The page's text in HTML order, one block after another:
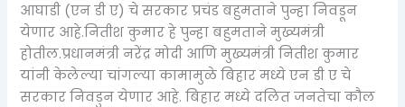
आघाडी (एन डी ए) चे सरकार प्रचंड बहुमताने पुन्हा निवडून
येणार आहे.नितीश कुमार हे पुन्हा बहुमताने मुख्यमंत्री
होतील.प्रधानमंत्री नरेंद्र मोदी आणि मुख्यमंत्री नितीश कुमार
यांनी केलेल्या चांगल्या कामामुळे बिहार मध्ये एन डी ए चे
सरकार निवडुन येणार आहे. बिहार मध्ये दलित जनतेचा कौल